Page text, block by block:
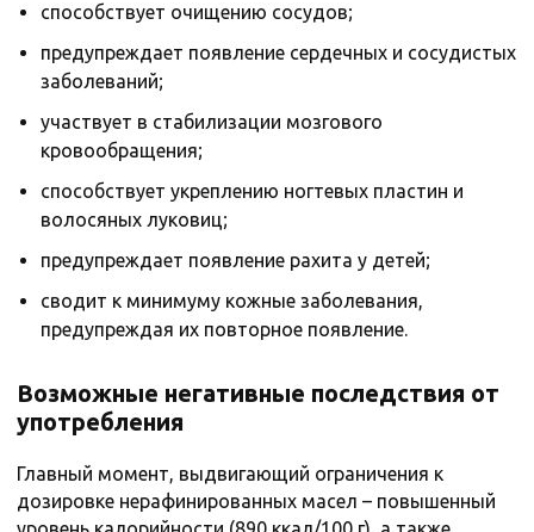
способствует очищению сосудов;
предупреждает появление сердечных и сосудистых
заболеваний;
участвует в стабилизации мозгового
кровообращения;
способствует укреплению ногтевых пластин и
волосяных луковиц;
предупреждает появление рахита у детей;
сводит к минимуму кожные заболевания,
предупреждая их повторное появление.
Возможные негативные последствия от
употребления
Главный момент, выдвигающий ограничения к
дозировке нерафинированных масел – повышенный